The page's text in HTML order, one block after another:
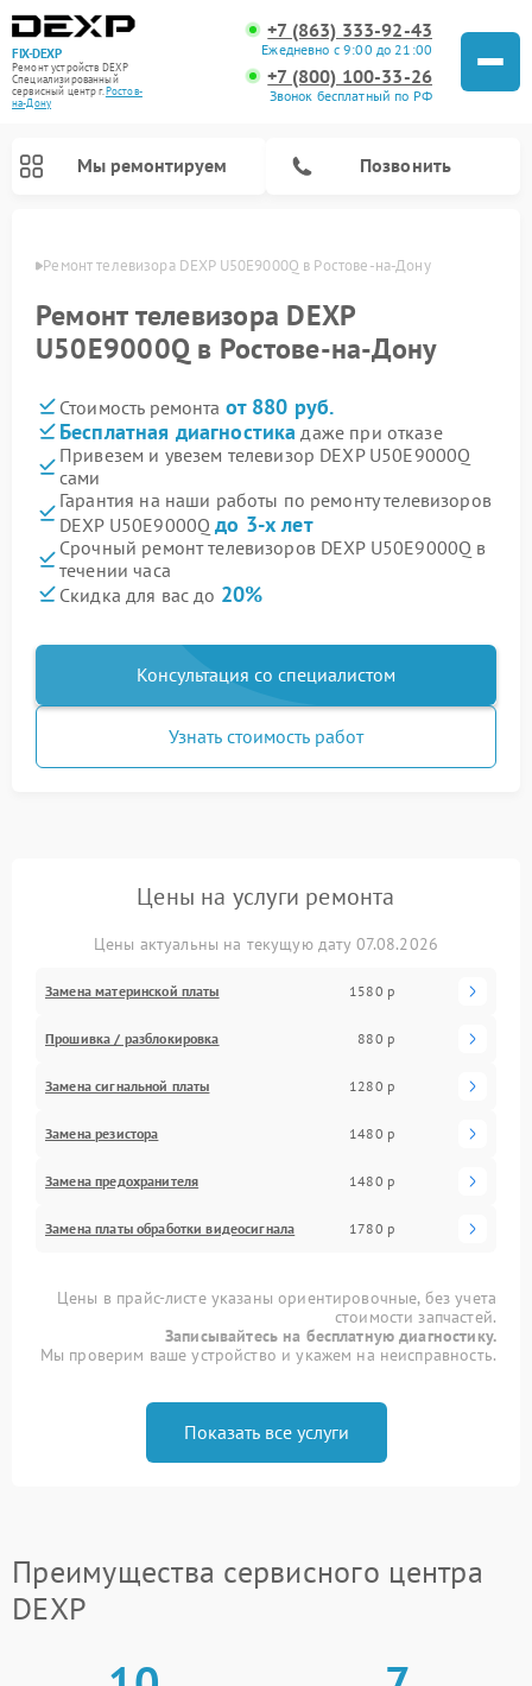
FIX-DEXP
Ремонт устройств DEXP
Специализированный
cервисный центр г.Ростов-
на-Дону
+7 (863) 333-92-43
Ежедневно с 9:00 до 21:00
+7 (800) 100-33-26
Звонок бесплатный по РФ
Мы ремонтируем Позвонить
Дону Ремонт телевизора DEXP U50E9000Q в Ростове-на-Дону
Ремонт телевизора DEXP
U50E9000Q в Ростове-на-Дону
Стоимость ремонта от 880 руб.
Бесплатная диагностика даже при отказе
Привезем и увезем телевизор DEXP U50E9000Q
сами
Гарантия на наши работы по ремонту телевизоров
DEXP U50E9000Qдо 3-х лет
Срочный ремонт телевизоров DEXP U50E9000Q в
течении часа
Скидка для вас до 20%
Консультация со специалистом
Узнать стоимость работ
Цены на услуги ремонта
Цены актуальны на текущую дату 07.08.2026
Замена материнской платы 1580 р
Прошивка / разблокировка 880 р
Замена сигнальной платы 1280 р
Замена резистора 1480 р
Замена предохранителя 1480 р
Замена платы обработки видеосигнала 1780 р
Цены в прайс-листе указаны ориентировочные, без учета
стоимости запчастей.
Записывайтесь на бесплатную диагностику.
Мы проверим ваше устройство и укажем на неисправность.
Показать все услуги
Преимущества сервисного центра
DEXP